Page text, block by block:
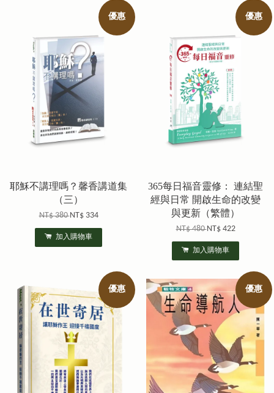
優惠
耶穌不講理嗎？馨香講道集
（三）
NT$ 380NT$ 334
加入購物車
優惠
365每日福音靈修： 連結聖
經與日常 開啟生命的改變
與更新（繁體）
NT$ 480NT$ 422
加入購物車
優惠 優惠